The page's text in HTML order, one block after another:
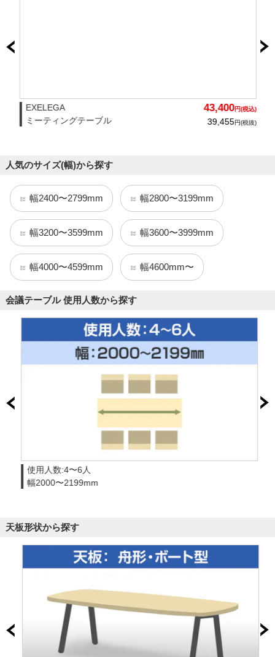
EXELEGA
ミーティングテーブル
43,400円(税込)
39,455円(税抜)
人気のサイズ(幅)から探す
幅2400〜2799mm 幅2800〜3199mm
幅3200〜3599mm 幅3600〜3999mm
幅4000〜4599mm 幅4600mm〜
会議テーブル 使用人数から探す
使用人数:4〜6人
幅2000〜2199mm
天板形状から探す